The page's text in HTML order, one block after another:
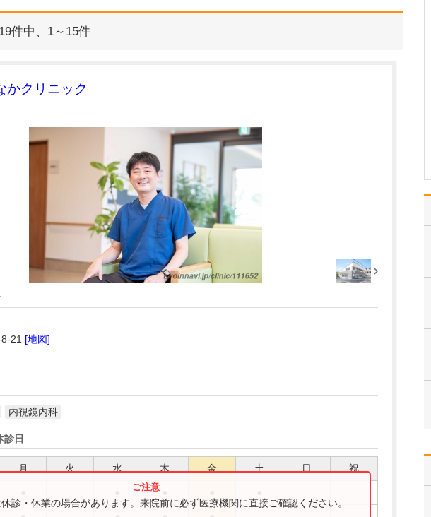
19件中、 1～15件
かクリニック
21 [地図]
内視鏡内科
診日
月 火 水 木 金 土 日 祝
診・休業の場合があります。来院前に必ず医療機関に直接ご確認ください。
タイミング指導や排卵誘
て年…